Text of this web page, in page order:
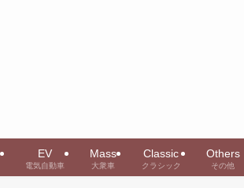
EV
電気自動車
Mass
大衆車
Classic
クラシック
Others
その他